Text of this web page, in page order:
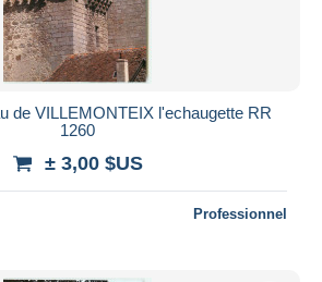
de VILLEMONTEIX l'echaugette RR
1260
± 3,00 $US
Professionnel